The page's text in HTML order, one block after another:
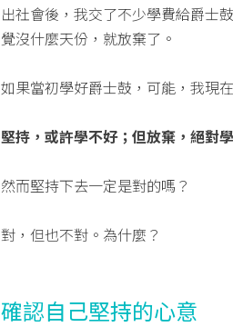
出社會後，我交了不少學費給爵士
覺沒什麼天份，就放棄了。
如果當初學好爵士鼓，可能，我現
堅持，或許學不好；但放棄，絕對
然而堅持下去一定是對的嗎？
對，但也不對。為什麼？
確認自己堅持的心意